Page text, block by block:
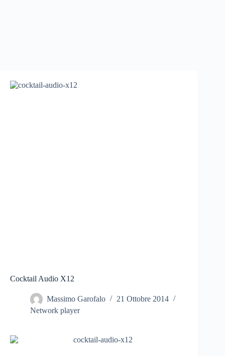
Cocktail Audio X12
Massimo Garofalo
21 Ottobre 2014
Network player